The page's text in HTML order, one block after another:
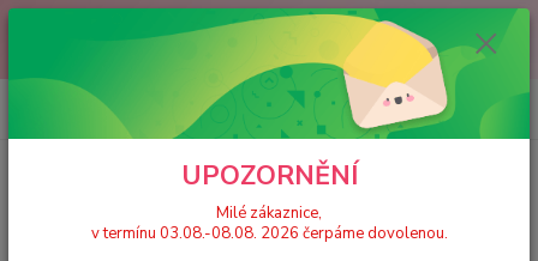
Milé zákaznice, v termínu 03.08.-08.08. 2026 čerpáme dovolenou.
Objednávky přijaté v tomto období budou odeslány v pondělí 11.08.
2026 Děkujeme za pochopení 🌞
CZK
Hledat
+420 777 224 390
(Po-Pá, 9-17 hod.)
0 Kč
UPOZORNĚNÍ
Milé zákaznice,
v termínu 03.08.-08.08. 2026 čerpáme dovolenou.